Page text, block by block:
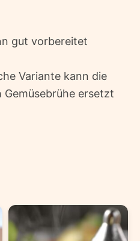
gut vorbereitet
Variante kann die
Gemüsebrühe ersetzt